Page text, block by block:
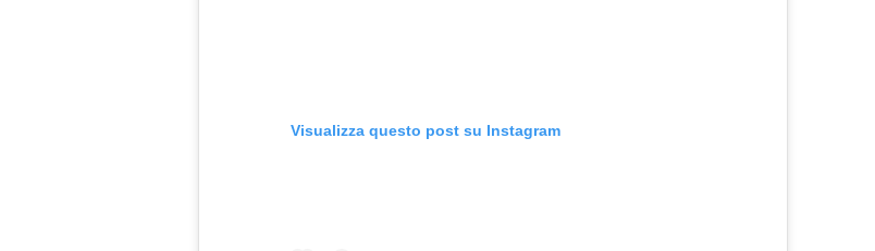
Visualizza questo post su Instagram